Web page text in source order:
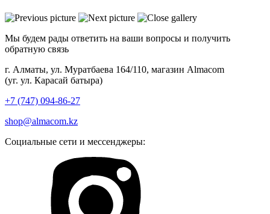
Мы будем рады ответить на ваши вопросы и получить
обратную связь
г. Алматы, ул. Муратбаева 164/110, магазин Almacom
(уг. ул. Карасай батыра)
+7 (747) 094-86-27
shop@almacom.kz
Социальные сети и мессенджеры: